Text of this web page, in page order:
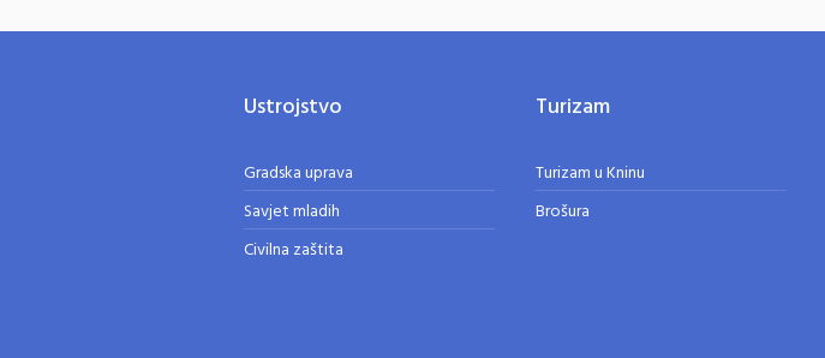
Ustrojstvo
Gradska uprava
Savjet mladih
Civilna zaštita
Turizam
Turizam u Kninu
Brošura